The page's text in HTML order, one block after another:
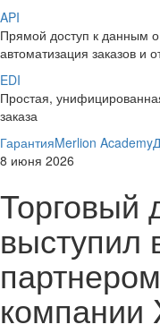
API
Прямой доступ к данным
автоматизация заказов и
EDI
Простая,
заказа
ГарантияMerlion Academy
8 июня 2026
Торговый
выступил
компании